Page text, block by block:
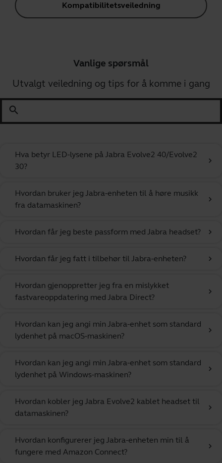
Kompatibilitetsveiledning
Vanlige spørsmål
Utvalgt veiledning og tips for å komme i gang
search
Hva betyr LED-lysene på Jabra Evolve2 40/Evolve2
30?
chevron_right
Hvordan bruker jeg Jabra-enheten til å høre musikk
fra datamaskinen?
chevron_right
Hvordan får jeg beste passform med Jabra headset? chevron_right
Hvordan får jeg fatt i tilbehør til Jabra-enheten? chevron_right
Hvordan gjenoppretter jeg fra en mislykket
fastvareoppdatering med Jabra Direct?
chevron_right
Hvordan kan jeg angi min Jabra-enhet som standard
lydenhet på macOS-maskinen?
chevron_right
Hvordan kan jeg angi min Jabra-enhet som standard
lydenhet på Windows-maskinen?
chevron_right
Hvordan kobler jeg Jabra Evolve2 kablet headset til
datamaskinen?
chevron_right
Hvordan konfigurerer jeg Jabra-enheten min til å
fungere med Amazon Connect?
chevron_right